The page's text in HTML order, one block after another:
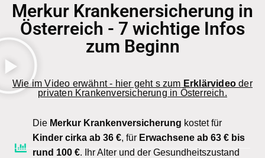
Merkur Krankenersicherung in
Österreich - 7 wichtige Infos
zum Beginn
Wie im Video erwähnt - hier geht s zum Erklärvideoder
privaten Krankenversicherung in Österreich.
Die Merkur Krankenversicherung kostet für
Kinder cirka ab 36 €, für Erwachsene ab 63 € bis
rund 100 €. Ihr Alter und der Gesundheitszustand